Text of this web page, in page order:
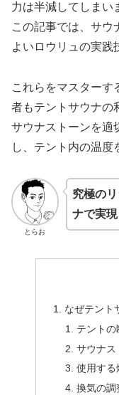
力は半減してしまい
この記事では、サウ
よいロウリュの実践
これらをマスターす
者もテントサウナの
サウナストーンを適
し、テント内の温度
とらお
究極の
ナで実現
なぜテント
テントの
サウナス
使用する
換気の調